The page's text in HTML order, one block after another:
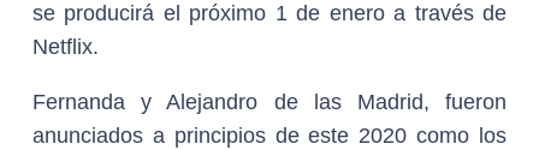
se producirá el próximo 1 de enero a través de
Netflix.
Fernanda y Alejandro de las Madrid, fueron
anunciados a principios de este 2020 como los